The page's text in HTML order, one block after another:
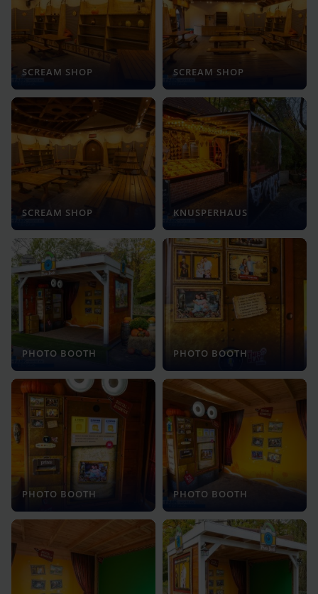
SCREAM SHOP SCREAM SHOP
SCREAM SHOP KNUSPERHAUS
PHOTO BOOTH PHOTO BOOTH
PHOTO BOOTH PHOTO BOOTH